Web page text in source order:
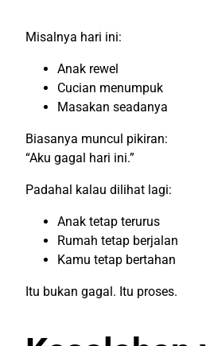
Misalnya hari ini:
Anak rewel
Cucian menumpuk
Masakan seadanya
Biasanya muncul pikiran:
“Aku gagal hari ini.”
Padahal kalau dilihat lagi:
Anak tetap terurus
Rumah tetap berjalan
Kamu tetap bertahan
Itu bukan gagal. Itu proses.